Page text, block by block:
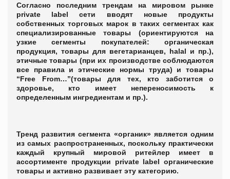
Согласно последним трендам на мировом рынке
private label
сети вводят новые продукты
собственных торговых марок в таких сегментах как
специализированные товары (ориентируются на
узкие сегменты покупателей: органическая
продукция, товары для вегетарианцев, halal и пр.),
этичные товары (при их производстве соблюдаются
все правила и этические нормы труда) и товары
“Free From…”(товары для тех, кто заботится о
здоровье, кто имеет непереносимость к
определенным ингредиентам и пр.).
Тренд развития сегмента «органик» является одним
из самых распространенных, поскольку практически
каждый крупный мировой ритейлер имеет в
ассортименте продукции private label органические
товары и активно развивает эту категорию.